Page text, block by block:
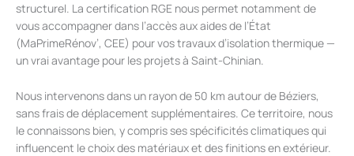
structurel. La certification RGE nous permet notamment de
vous accompagner dans l’accès aux aides de l’État
(MaPrimeRénov’, CEE) pour vos travaux d’isolation thermique —
un vrai avantage pour les projets à Saint-Chinian.
Nous intervenons dans un rayon de 50 km autour de Béziers,
sans frais de déplacement supplémentaires. Ce territoire, nous
le connaissons bien, y compris ses spécificités climatiques qui
influencent le choix des matériaux et des finitions en extérieur.